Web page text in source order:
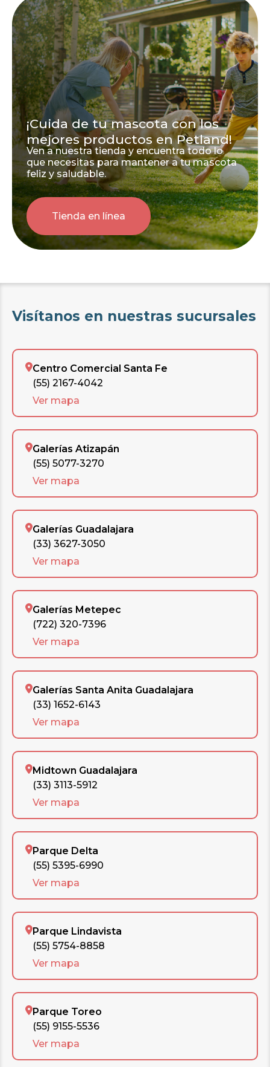
¡Cuida de tu mascota con los
mejores productos en Petland!
Ven a nuestra tienda y encuentra todo lo
que necesitas para mantener a tu mascota
feliz y saludable.
Tienda en línea
Visítanos en nuestras sucursales
Centro Comercial Santa Fe
(55) 2167-4042
Ver mapa
Galerías Atizapán
(55) 5077-3270
Ver mapa
Galerías Guadalajara
(33) 3627-3050
Ver mapa
Galerías Metepec
(722) 320-7396
Ver mapa
Galerías Santa Anita Guadalajara
(33) 1652-6143
Ver mapa
Midtown Guadalajara
(33) 3113-5912
Ver mapa
Parque Delta
(55) 5395-6990
Ver mapa
Parque Lindavista
(55) 5754-8858
Ver mapa
Parque Toreo
(55) 9155-5536
Ver mapa